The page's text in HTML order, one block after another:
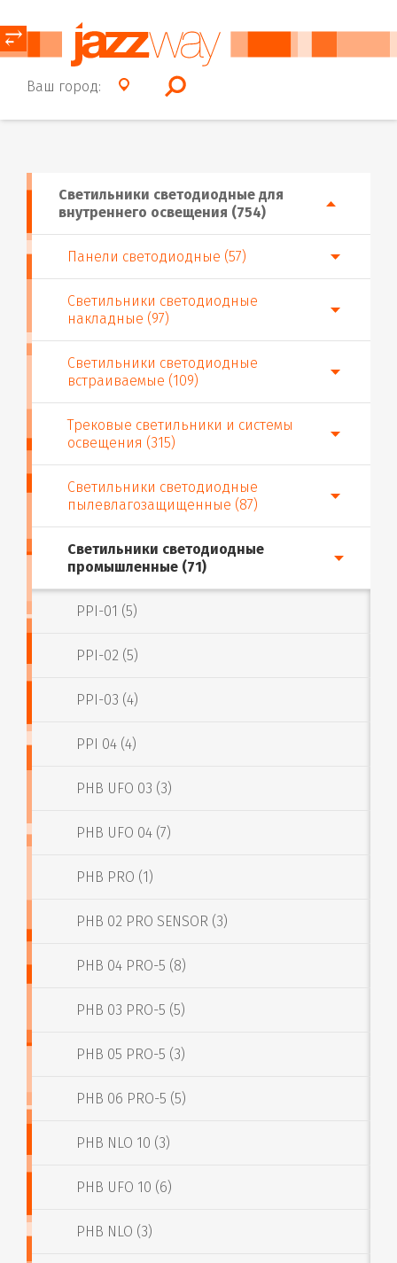
Ваш город:
⥂
Светильники светодиодные для
внутреннего освещения (754)
Панели светодиодные (57)
Светильники светодиодные
накладные (97)
Светильники светодиодные
встраиваемые (109)
Трековые светильники и системы
освещения (315)
Светильники светодиодные
пылевлагозащищенные (87)
Светильники светодиодные
промышленные (71)
PPI-01 (5)
PPI-02 (5)
PPI-03 (4)
PPI 04 (4)
PHB UFO 03 (3)
PHB UFO 04 (7)
PHB PRO (1)
PHB 02 PRO SENSOR (3)
PHB 04 PRO-5 (8)
PHB 03 PRO-5 (5)
PHB 05 PRO-5 (3)
PHB 06 PRO-5 (5)
PHB NLO 10 (3)
PHB UFO 10 (6)
PHB NLO (3)